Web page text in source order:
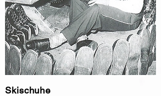
Skischuhe